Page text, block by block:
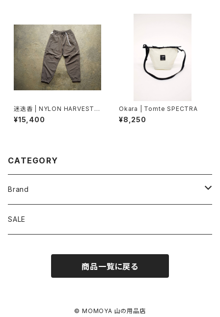
迷迭香 | NYLON HARVEST T
RAINER CLASSIC
¥15,400
Okara | Tomte SPECTRA
¥8,250
CATEGORY
Brand
アソビビト
SALE
商品一覧に戻る
© MOMOYA 山の用品店